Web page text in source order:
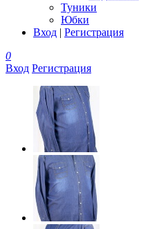
Туники
Юбки
Вход | Регистрация
0
Вход Регистрация